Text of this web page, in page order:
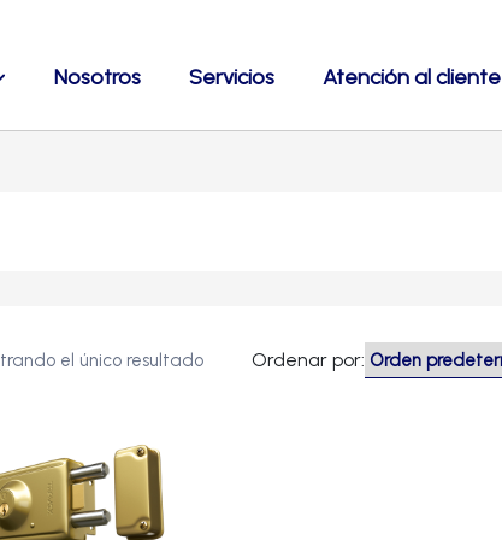
Nosotros Servicios Atención al cliente
el único resultado Ordenar por: